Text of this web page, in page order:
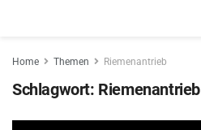
Home Themen Riemenantrieb
Schlagwort: Riemenantrieb